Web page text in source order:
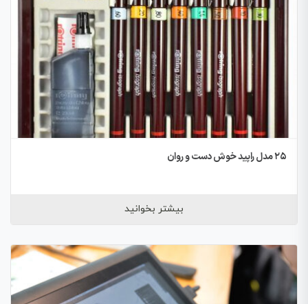
۲۵ مدل راپید خوش دست و روان
بیشتر بخوانید